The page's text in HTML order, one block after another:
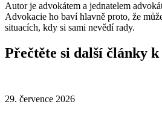
Autor je advokátem a jednatelem
Advokacie ho baví hlavně proto, že
situacích, kdy si sami nevědí rady.
Přečtěte si další články
29. července 2026